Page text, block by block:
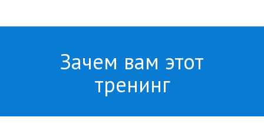
Зачем вам этот
тренинг